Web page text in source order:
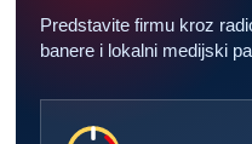
Predstavite firmu kroz
banere i lokalni medijski